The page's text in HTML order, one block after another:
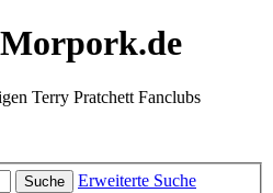
Terry Pratchett Fanclubs
Suche Erweiterte Suche